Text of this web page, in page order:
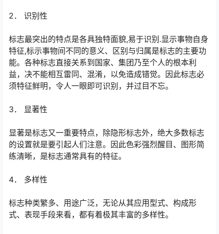
2． 识别性
标志最突出的特点是各具独特面貌,易于识别.显示事物自身
特征,标示事物间不同的意义、区别与归属是标志的主要功
能。各种标志直接关系到国家、集团乃至个人的根本利
益，决不能相互雷同、混淆，以免造成错觉。因此标志必
须特征鲜明，令人一眼即可识别，并过目不忘。
3． 显著性
显著是标志又一重要特点，除隐形标志外，绝大多数标志
的设置就是要引起人们注意。因此色彩强烈醒目、图形简
练清晰，是标志通常具有的特征。
4． 多样性
标志种类繁多、用途广泛，无论从其应用型式、构成形
式、表现手段来看，都有着极其丰富的多样性。